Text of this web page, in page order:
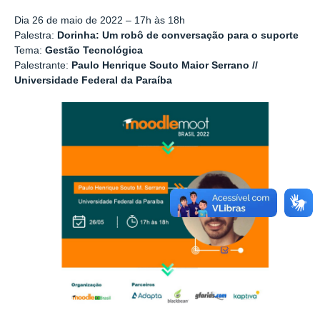
Dia 26 de maio de 2022 – 17h às 18h
Palestra: Dorinha: Um robô de conversação para o suporte
Tema: Gestão Tecnológica
Palestrante: Paulo Henrique Souto Maior Serrano //
Universidade Federal da Paraíba